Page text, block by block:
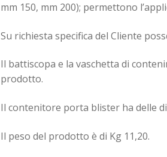
mm 150, mm 200); permettono
Su richiesta specifica del Cliente
Il battiscopa e la vaschetta di
prodotto.
Il contenitore porta blister ha delle
Il peso del prodotto è di Kg 11,20.